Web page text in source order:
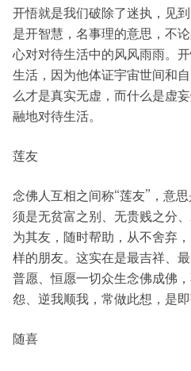
开悟就是我们破除了迷执，见
是开智慧，名事理的意思，不
心对对待生活中的风风雨雨。
生活，因为他体证宇宙世间和
么才是真实无虚，而什么是虚
融地对待生活。
莲友
念佛人互相之间称“莲友”，意
须是无贫富之别、无贵贱之分
为其友，随时帮助，从不舍弃
样的朋友。这实在是最吉祥、
普愿、恒愿一切众生念佛成佛
怨、逆我顺我，常做此想，是即
随喜